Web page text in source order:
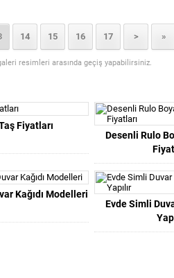
14 15 16 17 > »
resimleri arasında geçiş yapabilirsiniz.
Fiyatları
Desenli Rulo
Kağıdı Modelleri
Evde Simli